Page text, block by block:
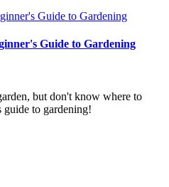
Guide to Gardening
but don't know where to
guide to gardening!